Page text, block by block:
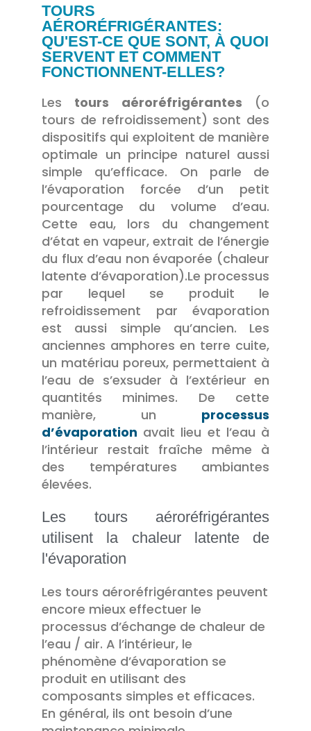
TOURS
AÉRORÉFRIGÉRANTES:
QU'EST-CE QUE SONT, À QUOI
SERVENT ET COMMENT
FONCTIONNENT-ELLES?
Les tours aéroréfrigérantes (o
tours de refroidissement) sont des
dispositifs qui exploitent de manière
optimale un principe naturel aussi
simple qu’efficace. On parle de
l’évaporation forcée d’un petit
pourcentage du volume d’eau.
Cette eau, lors du changement
d’état en vapeur, extrait de l’énergie
du flux d’eau non évaporée (chaleur
latente d’évaporation).Le processus
par lequel se produit le
refroidissement par évaporation
est aussi simple qu’ancien. Les
anciennes amphores en terre cuite,
un matériau poreux, permettaient à
l’eau de s’exsuder à l’extérieur en
quantités minimes. De cette
manière, un processus
d’évaporation avait lieu et l’eau à
l’intérieur restait fraîche même à
des températures ambiantes
élevées.
Les tours aéroréfrigérantes
utilisent la chaleur latente de
l'évaporation
Les tours aéroréfrigérantes peuvent
encore mieux effectuer le
processus d’échange de chaleur de
l’eau / air. A l’intérieur, le
phénomène d’évaporation se
produit en utilisant des
composants simples et efficaces.
En général, ils ont besoin d’une